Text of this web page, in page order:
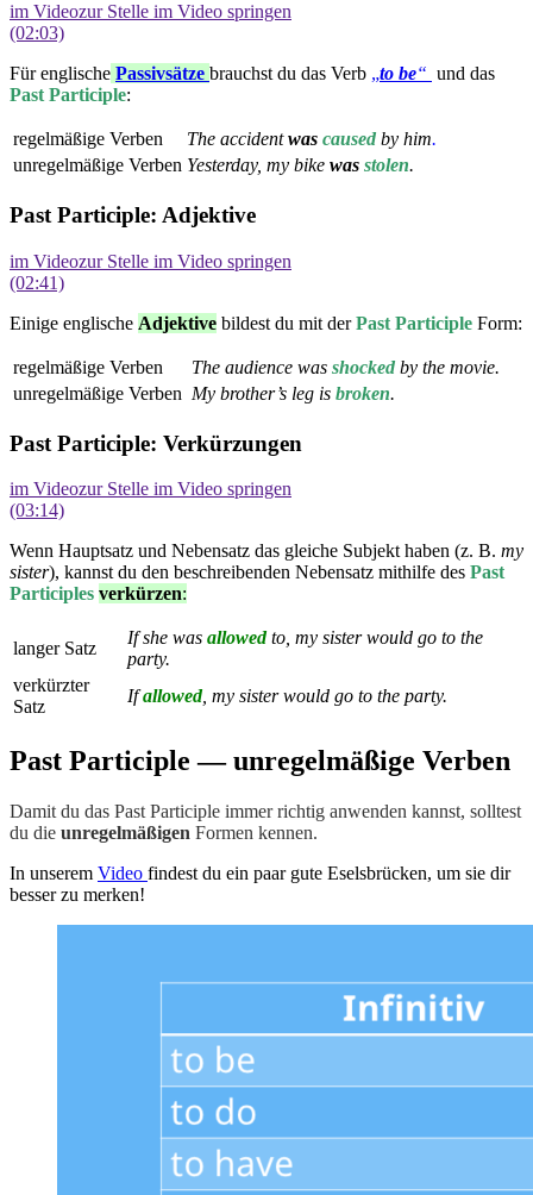
im Videozur Stelle im Video springen
(02:03)
Für englische Passivsätze brauchst du das Verb „to be“ und das
Past Participle:
regelmäßige Verben The accidentwas caused by him.
unregelmäßige Verben Yesterday, my bike was stolen.
Past Participle: Adjektive
im Videozur Stelle im Video springen
(02:41)
Einige englische Adjektive bildest du mit derPast Participle Form:
regelmäßige Verben The audience was shocked by the movie.
unregelmäßige Verben My brother’s leg is broken.
Past Participle: Verkürzungen
im Videozur Stelle im Video springen
(03:14)
Wenn Hauptsatz und Nebensatz das gleiche Subjekt haben (z. B. my
sister), kannst du den beschreibenden Nebensatz mithilfe des Past
Participles verkürzen:
langer Satz
If she was allowedto, my sister would go to the
party.
verkürzter
Satz
Ifallowed, my sister would go to the party.
Past Participle — unregelmäßige Verben
Damit du das Past Participle immer richtig anwenden kannst, solltest
du die unregelmäßigen Formen kennen.
In unserem Video findest du ein paar gute Eselsbrücken, um sie dir
besser zu merken!